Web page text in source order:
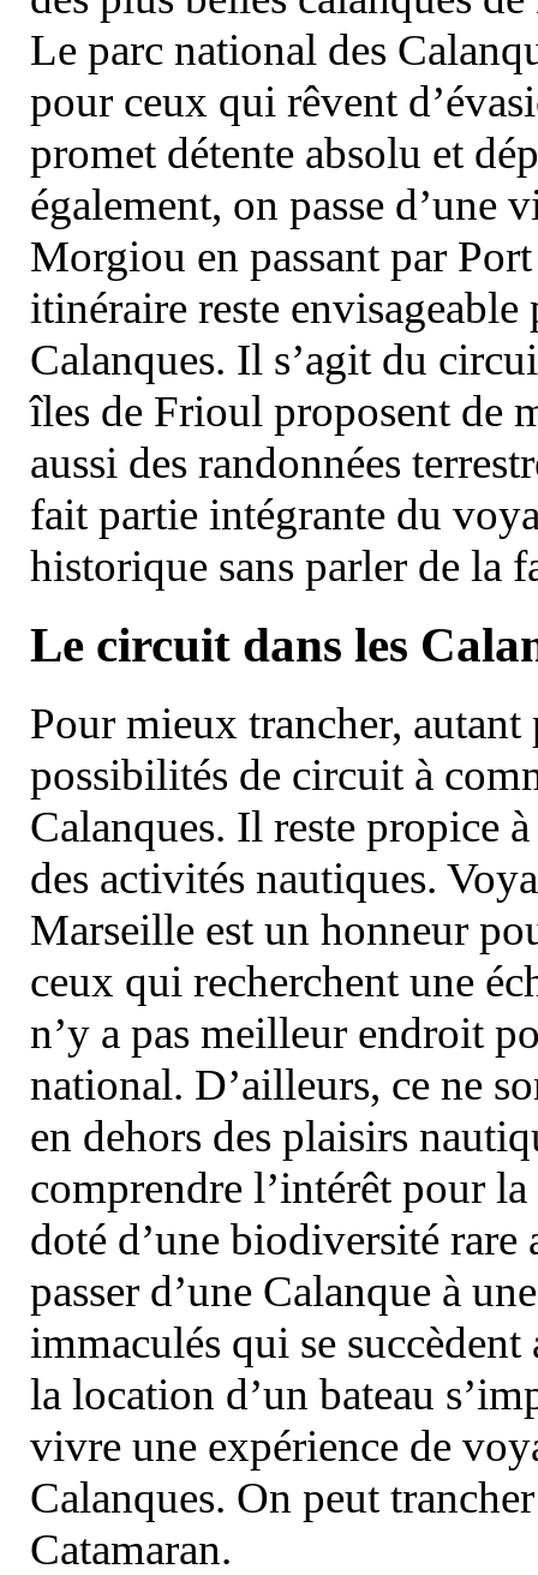
Le parc national des
pour ceux qui rêvent
promet détente absolu et
également, on passe d’une
Morgiou en passant par
itinéraire reste
Calanques. Il s’agit du
îles de Frioul proposent de
aussi des randonnées
fait partie intégrante du
historique sans parler de la
Le circuit dans les
Pour mieux trancher, autant
possibilités de circuit à
Calanques. Il reste propice
des activités nautiques.
Marseille est un honneur
ceux qui recherchent une
n’y a pas meilleur endroit
national. D’ailleurs, ce ne
en dehors des plaisirs
comprendre l’intérêt pour
doté d’une biodiversité
passer d’une Calanque à
immaculés qui se
la location d’un bateau
vivre une expérience de
Calanques. On peut
Catamaran.